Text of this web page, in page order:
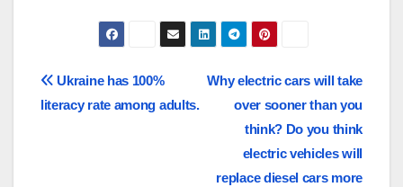
Navegación
Why electric cars will take
over sooner than you
think? Do you think
electric vehicles will
replace diesel cars more
Ukraine has 100%
literacy rate among adults.